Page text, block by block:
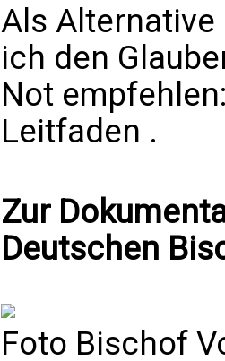
Als Alternative
ich den
Not
Leitfaden .
Zur
Deutschen
Foto Bischof